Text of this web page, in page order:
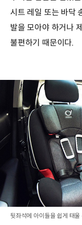
시트 레일 또는 바닥
발을 모아야 하거나
불편하기 때문이다.
뒷좌석에 아이들을 쉽게 태